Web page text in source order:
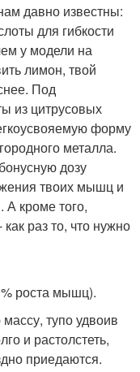
давно известны:
для гибкости
у модели на
лимон, твой
Под
из цитрусовых
форму
металла.
дозу
твоих мышц и
А кроме того,
раз то, что нужно
роста мышц).
тупо удвоив
и растолстеть,
приедаются.